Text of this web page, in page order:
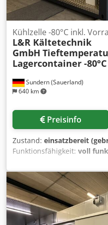
Sundern (Sauerland)
640 km
Kühlzelle -80°C inkl.
L&R Kältetechnik
GmbH
Lagercontainer -80°C
Preisinfo
Zustand: einsatzbereit
Funktionsfähigkeit: voll
Maschinen-/
Eingangsspannung:400 V,
Gesamtlänge: 11.994 mm ,
Temperatur:-80 °C, Art des
Kühlleistung:12 kW (16,32
Umgebungstemperatur